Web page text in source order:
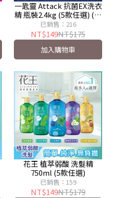
一匙靈 Attack 抗菌EX洗衣
精 瓶裝2.4kg (5款任選) (新
舊混出)
已銷售：216
NT$149NT$175
加入購物車
花王 植萃弱酸 洗髮精
750ml (5款任選)
已銷售：159
NT$149NT$179